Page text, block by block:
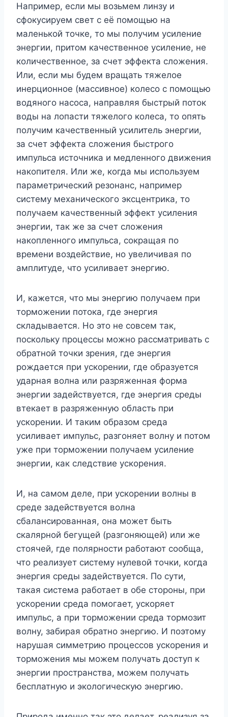
Например, если мы возьмем линзу и
сфокусируем свет с её помощью на
маленькой точке, то мы получим усиление
энергии, притом качественное усиление, не
количественное, за счет эффекта сложения.
Или, если мы будем вращать тяжелое
инерционное (массивное) колесо с помощью
водяного насоса, направляя быстрый поток
воды на лопасти тяжелого колеса, то опять
получим качественный усилитель энергии,
за счет эффекта сложения быстрого
импульса источника и медленного движения
накопителя. Или же, когда мы используем
параметрический резонанс, например
систему механического эксцентрика, то
получаем качественный эффект усиления
энергии, так же за счет сложения
накопленного импульса, сокращая по
времени воздействие, но увеличивая по
амплитуде, что усиливает энергию.
И, кажется, что мы энергию получаем при
торможении потока, где энергия
складывается. Но это не совсем так,
поскольку процессы можно рассматривать с
обратной точки зрения, где энергия
рождается при ускорении, где образуется
ударная волна или разряженная форма
энергии задействуется, где энергия среды
втекает в разряженную область при
ускорении. И таким образом среда
усиливает импульс, разгоняет волну и потом
уже при торможении получаем усиление
энергии, как следствие ускорения.
И, на самом деле, при ускорении волны в
среде задействуется волна
сбалансированная, она может быть
скалярной бегущей (разгоняющей) или же
стоячей, где полярности работают сообща,
что реализует систему нулевой точки, когда
энергия среды задействуется. По сути,
такая система работает в обе стороны, при
ускорении среда помогает, ускоряет
импульс, а при торможении среда тормозит
волну, забирая обратно энергию. И поэтому
нарушая симметрию процессов ускорения и
торможения мы можем получать доступ к
энергии пространства, можем получать
бесплатную и экологическую энергию.